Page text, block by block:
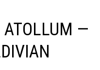
ATOLLUM —